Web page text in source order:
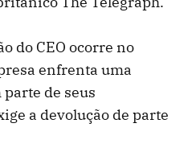
do CEO ocorre no
enfrenta uma
de seus
a devolução de parte